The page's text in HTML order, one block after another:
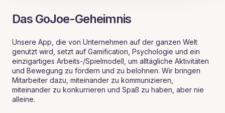
Das GoJoe-Geheimnis
Unsere App, die von Unternehmen auf der ganzen Welt
genutzt wird, setzt auf Gamification, Psychologie und ein
einzigartiges Arbeits-/Spielmodell, um alltägliche Aktivitäten
und Bewegung zu fördern und zu belohnen. Wir bringen
Mitarbeiter dazu, miteinander zu kommunizieren,
miteinander zu konkurrieren und Spaß zu haben, aber nie
alleine.